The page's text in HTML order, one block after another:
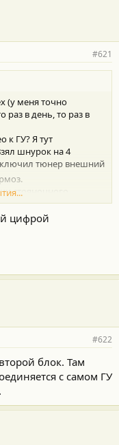
#621
(у меня точно
раз в день, то раз в
к ГУ? Я тут
шнурок на 4
тюнер внешний
стояночного
Просто тёмный экран.
вообще.
цифрой
#622
блок. Там
с самом ГУ